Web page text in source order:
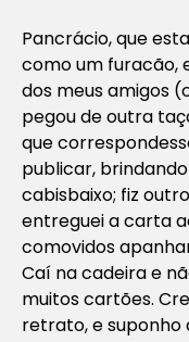
Pancrácio, que
como um furacão,
dos meus amigos
pegou de outra
que
publicar,
cabisbaixo; fiz
entreguei a carta
comovidos
Caí na cadeira e
muitos cartões.
retrato, e suponho